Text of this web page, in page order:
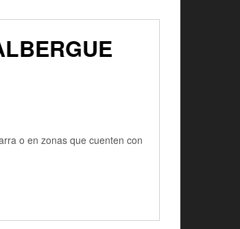
o en zonas que cuenten con